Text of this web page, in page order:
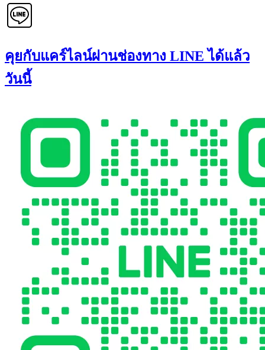
คุยกับแคร์ไลน์ผ่านช่องทาง LINE ได้แล้ว
วันนี้